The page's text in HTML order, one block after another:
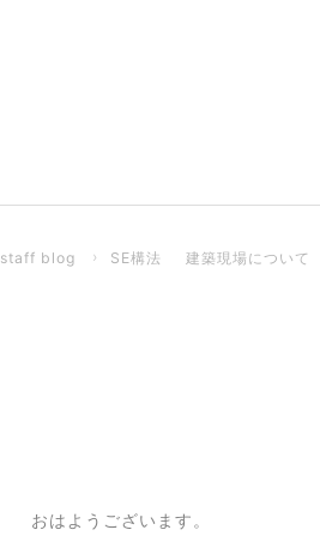
staff blog › SE構法 建築現場について
おはようございます。